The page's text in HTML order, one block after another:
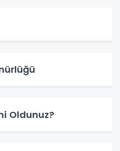
Oldunuz?